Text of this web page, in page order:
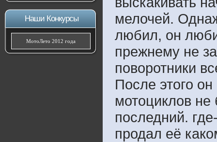
Наши Конкурсы
МотоЛето 2012 года
мелочей.
любил, он
прежнему не
поворотники
После этого
мотоциклов не
последний.
продал её